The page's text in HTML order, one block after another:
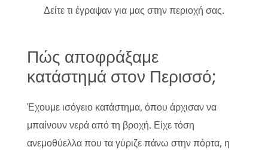
Δείτε τι έγραψαν για μας στην περιοχή σας.
Πώς αποφράξαμε
κατάστημά στον Περισσό;
Έχουμε ισόγειο κατάστημα, όπου άρχισαν να
μπαίνουν νερά από τη βροχή. Είχε τόση
ανεμοθύελλα που τα γύριζε πάνω στην πόρτα, η